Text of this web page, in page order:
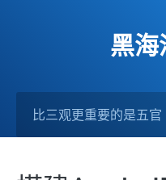
黑